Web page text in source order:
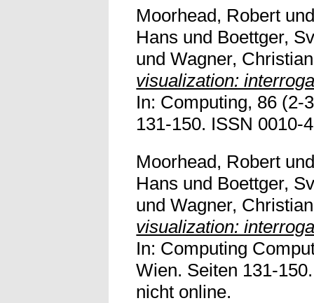
Moorhead, Robert
Hans und Boettger,
undWagner, Christian
visualization:
In: Computing, 86 (2-
131-150. ISSN 0010-
Moorhead, Robert
Hans und Boettger,
undWagner, Christian
visualization:
In: Computing
Wien. Seiten 131-
nicht online.